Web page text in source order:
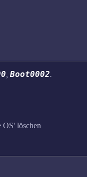
Boot0002.
löschen